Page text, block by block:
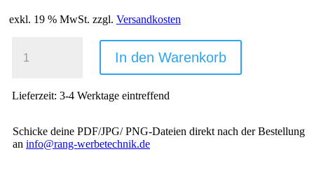
exkl. 19 % MwSt. zzgl. Versandkosten
DIN
WERBEBANNER
In den Warenkorb
Lieferzeit:3-4 Werktage eintreffend
Schicke deine PDF/JPG/ PNG-Dateien direkt nach der Bestellung
an info@rang-werbetechnik.de